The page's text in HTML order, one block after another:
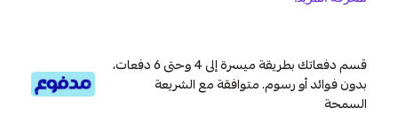
قسم دفعاتك بطريقة ميسرة إلى 4 وحتى 6 دفعات،
بدون فوائد أو رسوم. متوافقة مع الشريعة
السمحة